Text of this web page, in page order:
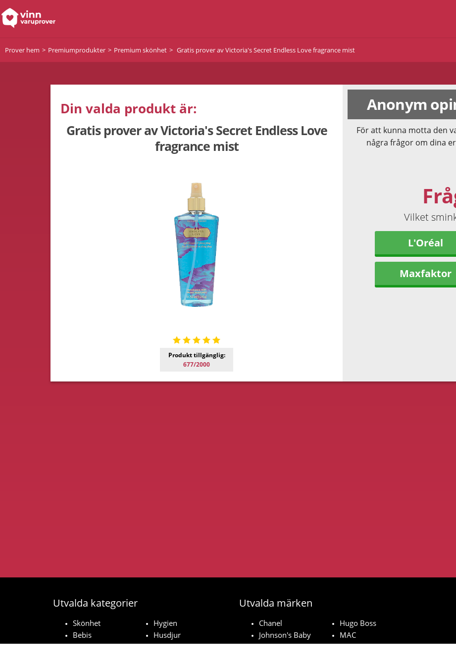
Prover hem Premiumprodukter Premium skönhet Gratis prover av Victoria's Secret Endless Love fragrance mist
Din valda produkt är:
Gratis prover av Victoria's Secret Endless Love
fragrance mist
Produkt tillgänglig:
677/2000
Anonym
För att kunna motta den
några frågor om dina
Vilket
L'Oréal
Maxfaktor
Utvalda kategorier
Skönhet
Hygien
Bebis
Husdjur
Hushåll
Utvalda märken
Chanel
Hugo Boss
Johnson's Baby
MAC
Bozita